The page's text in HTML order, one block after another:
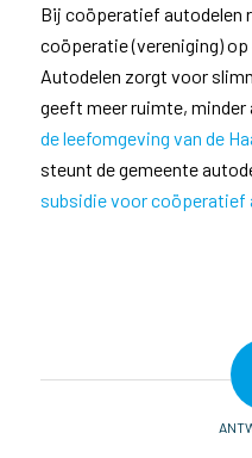
Bij coöperatief autodelen
coöperatie (vereniging) op
Autodelen zorgt voor
geeft meer ruimte, minder
de leefomgeving van de
steunt de gemeente
subsidie voor coöperatief